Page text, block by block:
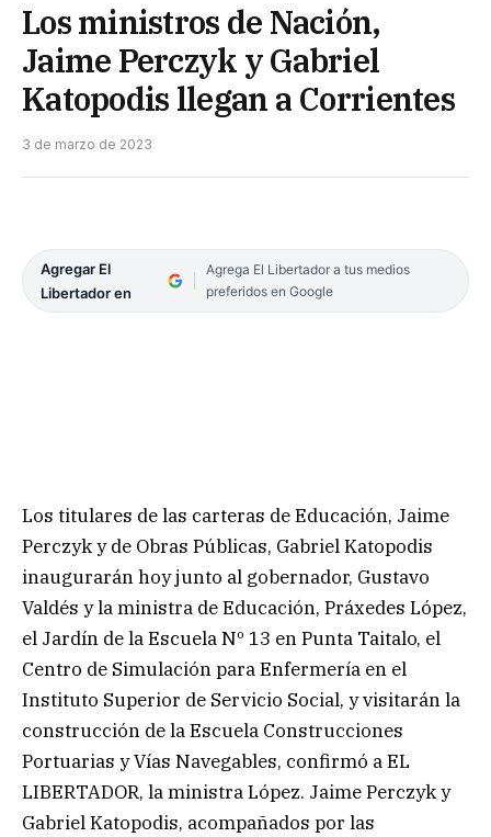
Los ministros de Nación,
Jaime Perczyk y Gabriel
Katopodis llegan a Corrientes
3 de marzo de 2023
Agregar El
Libertador en
Agrega El Libertador a tus medios
preferidos en Google
Los titulares de las carteras de Educación, Jaime
Perczyk y de Obras Públicas, Gabriel Katopodis
inaugurarán hoy junto al gobernador, Gustavo
Valdés y la ministra de Educación, Práxedes López,
el Jardín de la Escuela Nº 13 en Punta Taitalo, el
Centro de Simulación para Enfermería en el
Instituto Superior de Servicio Social, y visitarán la
construcción de la Escuela Construcciones
Portuarias y Vías Navegables, confirmó a EL
LIBERTADOR, la ministra López. Jaime Perczyk y
Gabriel Katopodis, acompañados por las